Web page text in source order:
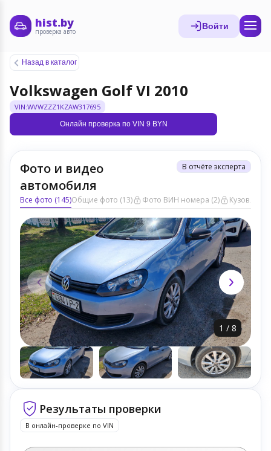
hist.by
проверка авто
Войти
Назад в каталог
Volkswagen Golf VI 2010
VIN:WVWZZZ1KZAW317695
Онлайн проверка по VIN 9 BYN
Фото и видео
автомобиля
В отчёте эксперта
Все фото (145)Общие фото (13) Фото ВИН номера (2) Кузов ЛКП
1 / 8
Результаты проверки
В онлайн-проверке по VIN